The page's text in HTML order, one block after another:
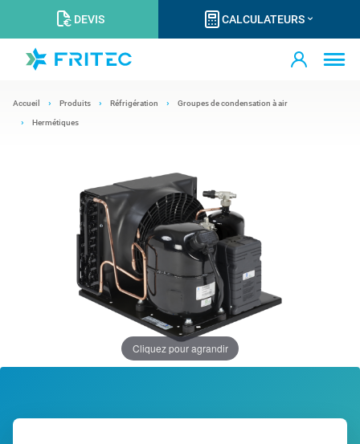
DEVIS CALCULATEURS
Accueil Produits Réfrigération Groupes de condensation à air
Hermétiques
Cliquez pour agrandir